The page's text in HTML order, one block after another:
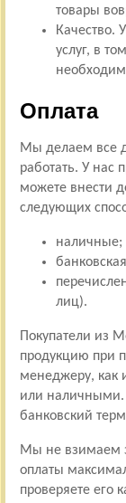
товары
Качество.
услуг, в
Оплата
Мы делаем все
работать. У нас
можете внести
следующих
наличные;
лиц).
Покупатели из
продукцию при
менеджеру, как
или наличными.
банковский
Мы не взимаем
оплаты
проверяете его